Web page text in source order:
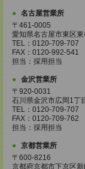
名古屋営業所
〒461-0005
愛知県名古屋市東区
TEL：0120-709-707
FAX：0120-992-541
担当：採用担当
金沢営業所
〒920-0031
石川県金沢市広岡1
TEL：0120-709-707
FAX：0120-709-762
担当：採用担当
京都営業所
〒600-8216
京都府京都市下京区